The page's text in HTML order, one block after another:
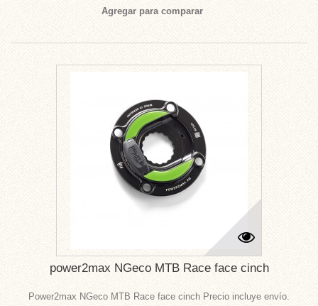
Agregar para comparar
power2max NGeco MTB Race face cinch
Power2max NGeco MTB Race face cinch Precio incluye envío.